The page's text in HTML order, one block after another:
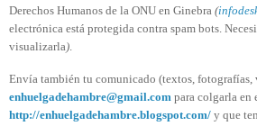
Derechos Humanos de la ONU en Ginebra (
electrónica está protegida contra spam bots.
visualizarla)
Envía también tu comunicado (textos,
enhuelgadehambre@gmail.com para colgarla en
http://enhuelgadehambre.blogspot.com/ y que